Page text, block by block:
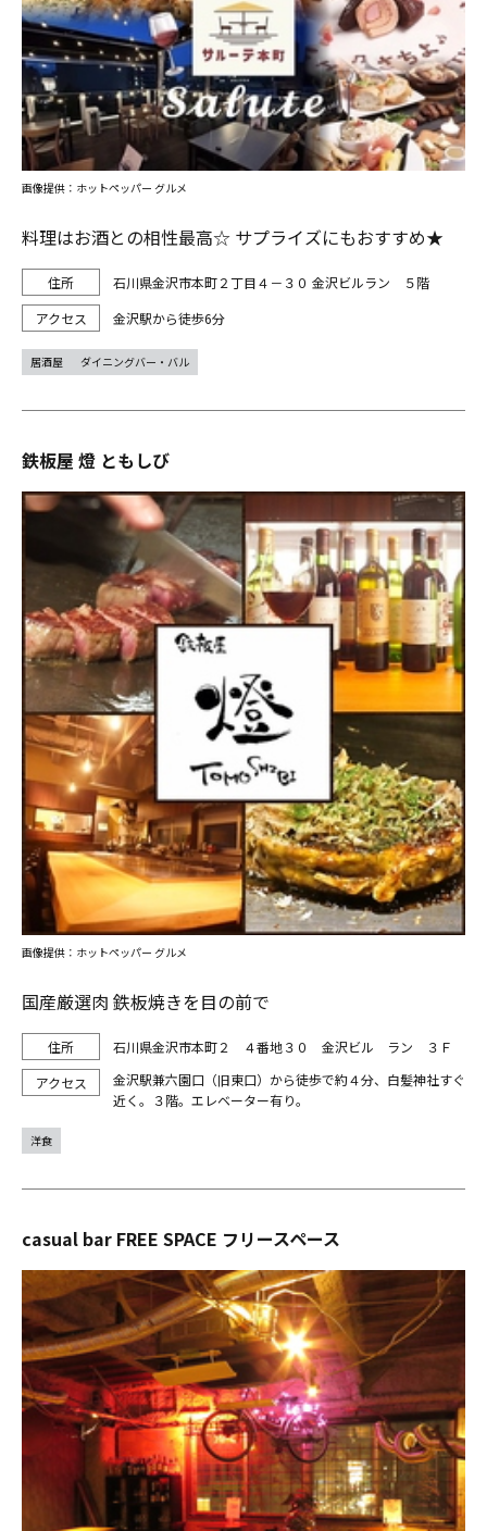
料理はお酒との相性最高☆ サプライズにもおすすめ★
石川県金沢市本町２丁目４－３０ 金沢ビルラン ５階
金沢駅から徒歩6分
画像提供：ホットペッパー グルメ
居酒屋 ダイニングバー・バル
鉄板屋 燈 ともしび
国産厳選肉 鉄板焼きを目の前で
石川県金沢市本町２ ４番地３０ 金沢ビル ラン ３Ｆ
金沢駅兼六園口（旧東口）から徒歩で約４分、白髪神社すぐ
近く。３階。エレベーター有り。
画像提供：ホットペッパー グルメ
洋食
casual bar FREE SPACE フリースペース